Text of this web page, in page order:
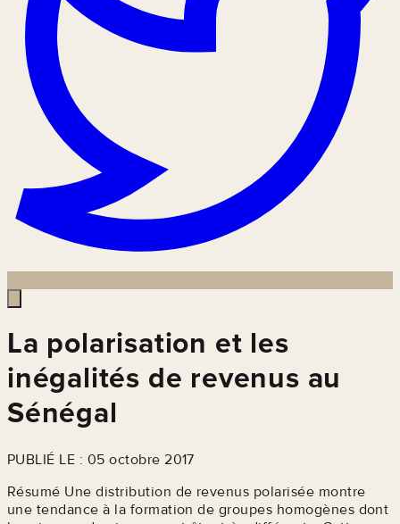
La polarisation et les
inégalités de revenus au
Sénégal
PUBLIÉ LE : 05 octobre 2017
Résumé Une distribution de revenus polarisée montre
une tendance à la formation de groupes homogènes dont